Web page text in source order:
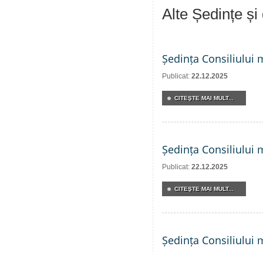
Alte Ședințe și
Ședința Consiliului
Publicat: 22.12.2025
CITEŞTE MAI MULT...
Ședința Consiliului
Publicat: 22.12.2025
CITEŞTE MAI MULT...
Ședința Consiliului